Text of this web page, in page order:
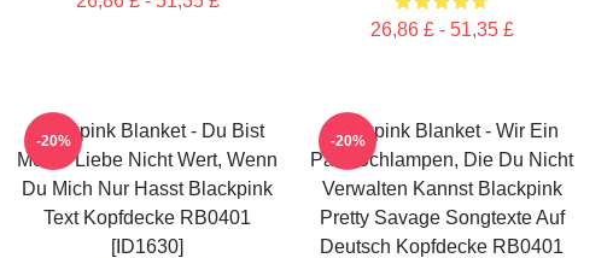
26,86 £ - 51,35 £
Blackpink Blanket - Du Bist
Meine Liebe Nicht Wert, Wenn
Du Mich Nur Hasst Blackpink
Text Kopfdecke RB0401
[ID1630]
-20%
Blackpink Blanket - Wir Ein
Paar Schlampen, Die Du Nicht
Verwalten Kannst Blackpink
Pretty Savage Songtexte Auf
Deutsch Kopfdecke RB0401
-20%